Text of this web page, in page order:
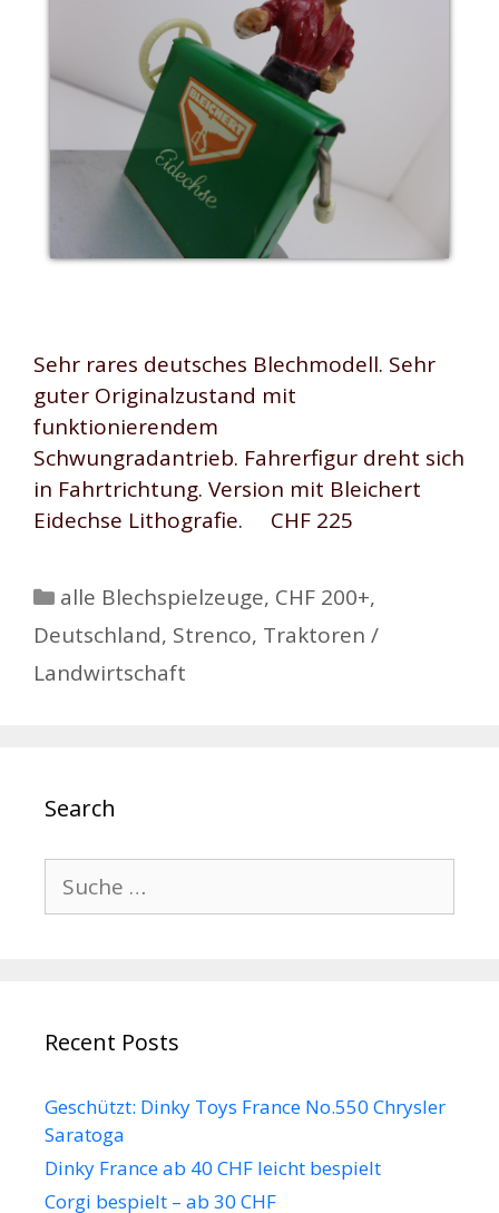
Sehr rares deutsches Blechmodell. Sehr
guter Originalzustand mit
funktionierendem
Schwungradantrieb. Fahrerfigur dreht sich
in Fahrtrichtung. Version mit Bleichert
Eidechse Lithografie. CHF 225
Kategorien
alle Blechspielzeuge, CHF 200+,
Deutschland, Strenco, Traktoren /
Landwirtschaft
Search
nach:
Recent Posts
Geschützt: Dinky Toys France No.550 Chrysler
Saratoga
Dinky France ab 40 CHF leicht bespielt
Corgi bespielt – ab 30 CHF